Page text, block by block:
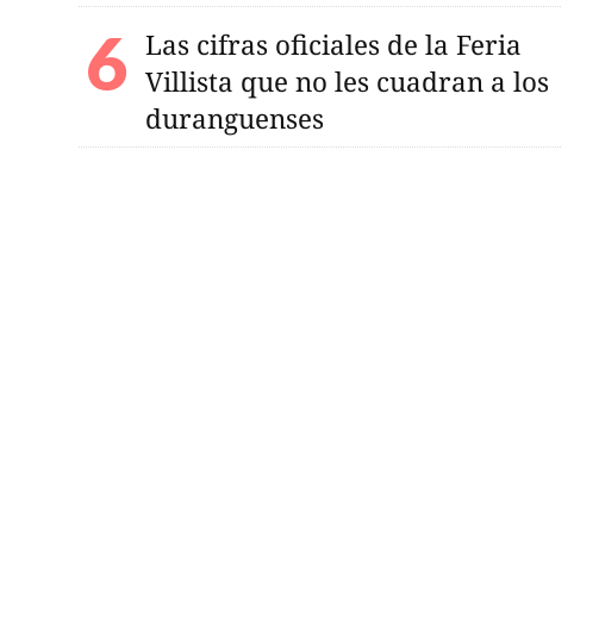
Las cifras oficiales de la Feria
Villista que no les cuadran a los
duranguenses